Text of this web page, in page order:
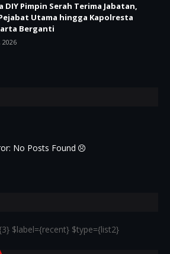
DIY Pimpin Serah Terima Jabatan,
Utama hingga Kapolresta
Berganti
2026
No Posts Found
$label={recent} $type={list2}